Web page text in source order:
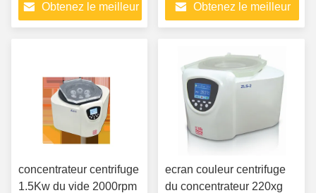
contrôle du
microprocesseur
Obtenez le meilleur
Obtenez le meilleur
concentrateur centrifuge
1.5Kw du vide 2000rpm
ecran couleur centrifuge
du concentrateur 220xg